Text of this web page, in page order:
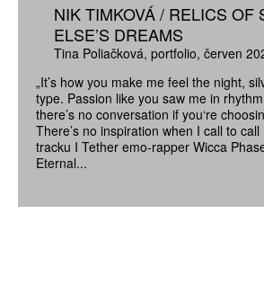
NIK TIMKOVÁ / RELICS OF
ELSE’S DREAMS
Tina Poliačková portfolio červen
„It’s how you make me feel the night,
type. Passion like you saw me in
there’s no conversation if you‘re
There’s no inspiration when I call to
tracku I Tether emo-rapper Wicca
Eternal...